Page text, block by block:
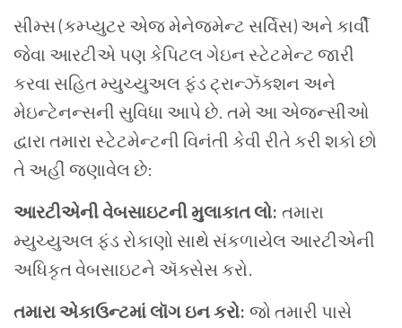
સીમ્સ (કમ્પ્યુટર એજ મેનેજમેન્ટ સર્વિસ) અને કાર્વી
જેવા આરટીએ પણ કેપિટલ ગેઇન સ્ટેટમેન્ટ જારી
કરવા સહિત મ્યુચ્યુઅલ ફંડ ટ્રાન્ઝૅક્શન અને
મેઇન્ટેનન્સની સુવિધા આપે છે. તમે આ એજન્સીઓ
દ્વારા તમારા સ્ટેટમેન્ટની વિનંતી કેવી રીતે કરી શકો છો
તે અહીં જણાવેલ છે:
આરટીએની વેબસાઇટની મુલાકાત લો: તમારા
મ્યુચ્યુઅલ ફંડ રોકાણો સાથે સંકળાયેલ આરટીએની
અધિકૃત વેબસાઇટને ઍક્સેસ કરો.
તમારા એકાઉન્ટમાં લૉગ ઇન કરો: જો તમારી પાસે